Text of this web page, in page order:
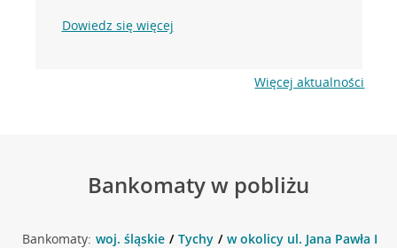
Dowiedz się więcej
Więcej aktualności
Bankomaty w pobliżu
Bankomaty: woj. śląskie Tychy w okolicy ul. Jana Pawła II